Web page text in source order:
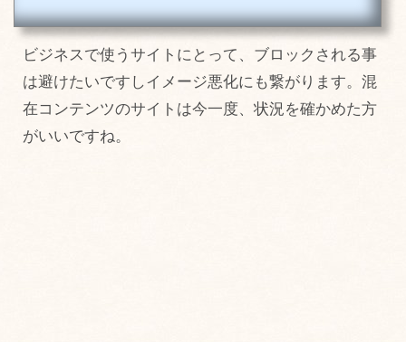
タブレットで利用可能です。基本的にパソコンやスマホ、タブレットを購入すると標
変更することも可能です。クロスブラウザは重...
ビジネスで使うサイトにとって、ブロックされる事
は避けたいですしイメージ悪化にも繋がります。混
在コンテンツのサイトは今一度、状況を確かめた方
がいいですね。